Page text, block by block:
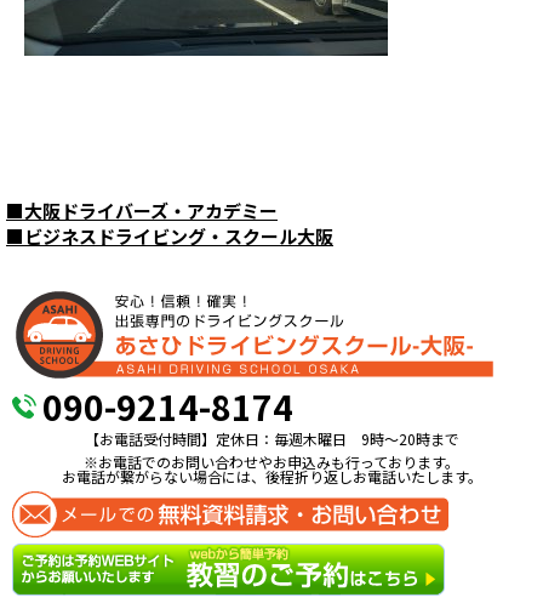
■大阪ドライバーズ・アカデミー
■ビジネスドライビング・スクール大阪
090-9214-8174
【お電話受付時間】定休日：毎週木曜日 9時〜20時まで
※お電話でのお問い合わせやお申込みも行っております。
お電話が繋がらない場合には、後程折り返しお電話いたします。